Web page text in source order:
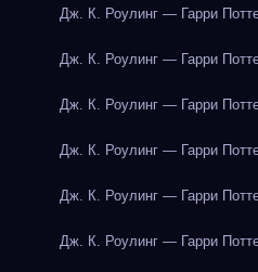
Дж. К. Роулинг — Гарри
Дж. К. Роулинг — Гарри
Дж. К. Роулинг — Гарри
Дж. К. Роулинг — Гарри
Дж. К. Роулинг — Гарри
Дж. К. Роулинг — Гарри